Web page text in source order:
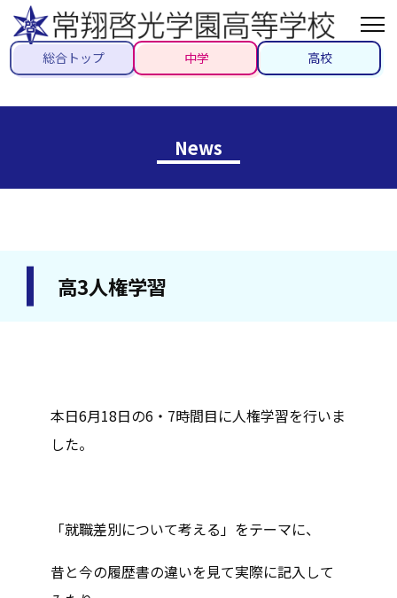
総合トップ 中学 高校
News
高3人権学習
本日6月18日の6・7時間目に人権学習を行いま
した。
「就職差別について考える」をテーマに、
昔と今の履歴書の違いを見て実際に記入して